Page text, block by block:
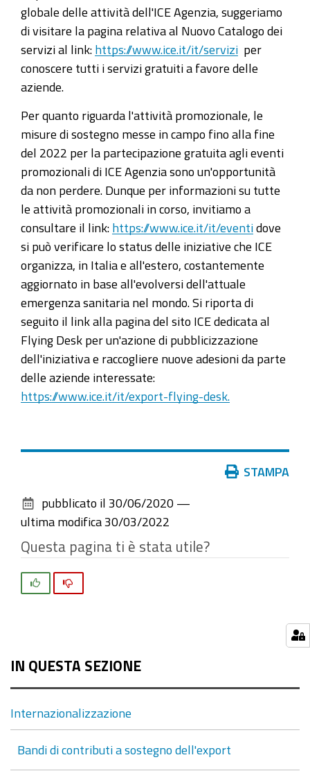
globale delle attività dell'ICE Agenzia, suggeriamo
di visitare la pagina relativa al Nuovo Catalogo dei
servizi al link: https://www.ice.it/it/servizi per
conoscere tutti i servizi gratuiti a favore delle
aziende.
Per quanto riguarda l'attività promozionale, le
misure di sostegno messe in campo fino alla fine
del 2022 per la partecipazione gratuita agli eventi
promozionali di ICE Agenzia sono un'opportunità
da non perdere. Dunque per informazioni su tutte
le attività promozionali in corso, invitiamo a
consultare il link: https://www.ice.it/it/eventi dove
si può verificare lo status delle iniziative che ICE
organizza, in Italia e all'estero, costantemente
aggiornato in base all'evolversi dell'attuale
emergenza sanitaria nel mondo. Si riporta di
seguito il link alla pagina del sito ICE dedicata al
Flying Desk per un'azione di pubblicizzazione
dell'iniziativa e raccogliere nuove adesioni da parte
delle aziende interessate:
https://www.ice.it/it/export-flying-desk.
documento
STAMPA
pubblicato il 30/06/2020 —
ultima modifica 30/03/2022
Questa pagina ti è stata utile?
IN QUESTA SEZIONE
Internazionalizzazione
Bandi di contributi a sostegno dell'export